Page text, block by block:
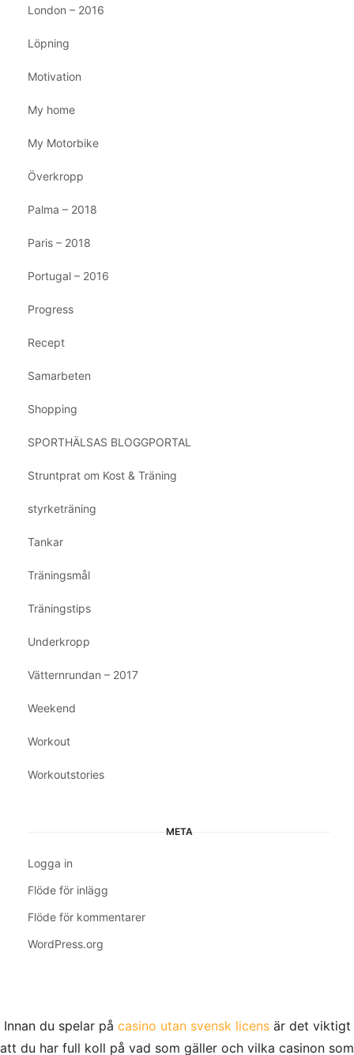
London – 2016
Löpning
Motivation
My home
My Motorbike
Överkropp
Palma – 2018
Paris – 2018
Portugal – 2016
Progress
Recept
Samarbeten
Shopping
SPORTHÄLSAS BLOGGPORTAL
Struntprat om Kost & Träning
styrketräning
Tankar
Träningsmål
Träningstips
Underkropp
Vätternrundan – 2017
Weekend
Workout
Workoutstories
META
Logga in
Flöde för inlägg
Flöde för kommentarer
WordPress.org
Innan du spelar på casino utan svensk licensär det viktigt
att du har full koll på vad som gäller och vilka casinon som